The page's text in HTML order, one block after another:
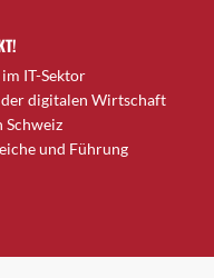
IT-Sektor
digitalen Wirtschaft
Schweiz
und Führung